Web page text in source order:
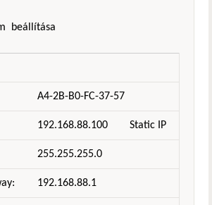
beállítása
A4-2B-B0-FC-37-57
192.168.88.100 Static IP
255.255.255.0
192.168.88.1